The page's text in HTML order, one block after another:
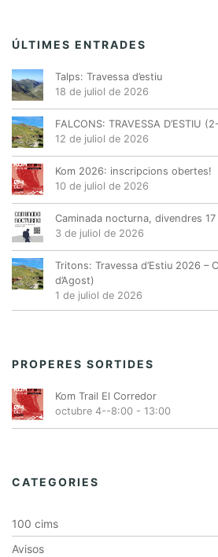
ÚLTIMES ENTRADES
Talps: Travessa d’estiu
18 de juliol de 2026
FALCONS: TRAVESSA D’ESTIU
12 de juliol de 2026
Kom 2026: inscripcions obertes!
10 de juliol de 2026
Caminada nocturna, divendres 17
3 de juliol de 2026
Tritons: Travessa d’Estiu 2026 –
d’Agost)
1 de juliol de 2026
PROPERES SORTIDES
Kom Trail El Corredor
octubre 4--8:00 - 13:00
CATEGORIES
100 cims
Avisos